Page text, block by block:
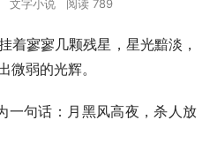
文字小说 阅读 789
着寥寥几颗残星，星光黯淡，
微弱的光辉。
句话：月黑风高夜，杀人放